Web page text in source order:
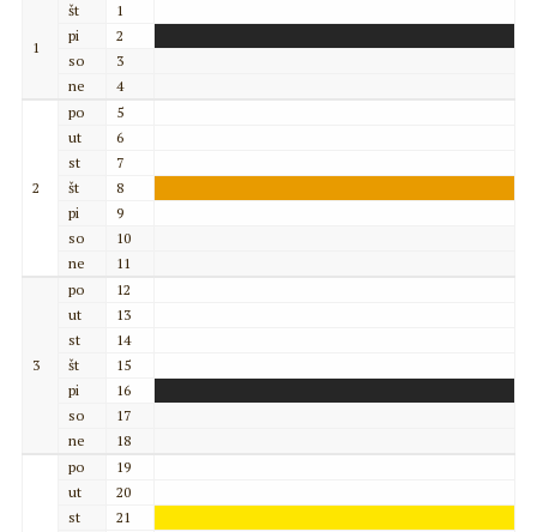
1
št
1
pi
2
so
3
ne
4
2
po
5
ut
6
st
7
št
8
pi
9
so
10
ne
11
3
po
12
ut
13
st
14
št
15
pi
16
so
17
ne
18
po
19
ut
20
st
21